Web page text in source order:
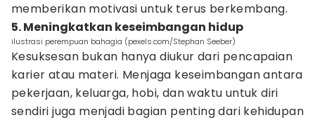
memberikan motivasi untuk terus berkembang.
5. Meningkatkan keseimbangan hidup
ilustrasi perempuan bahagia (pexels.com/Stephan Seeber)
Kesuksesan bukan hanya diukur dari pencapaian
karier atau materi. Menjaga keseimbangan antara
pekerjaan, keluarga, hobi, dan waktu untuk diri
sendiri juga menjadi bagian penting dari kehidupan